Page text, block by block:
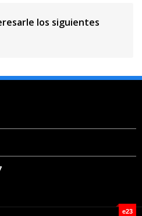
los siguientes
e23